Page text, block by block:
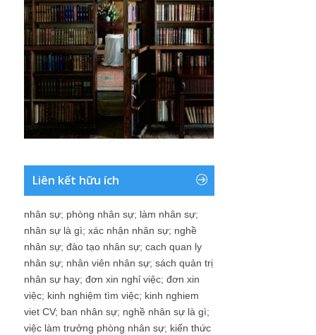
Liên kết hữu ích
nhân sự; phòng nhân sự; làm nhân sự;
nhân sự là gì; xác nhận nhân sự; nghề
nhân sự; đào tạo nhân sự; cach quan ly
nhân sự; nhân viên nhân sự; sách quản trị
nhân sự hay; đơn xin nghỉ việc; đơn xin
việc; kinh nghiệm tìm việc; kinh nghiem
viet CV; ban nhân sự; nghề nhân sự là gì;
việc làm trưởng phòng nhân sự; kiến thức